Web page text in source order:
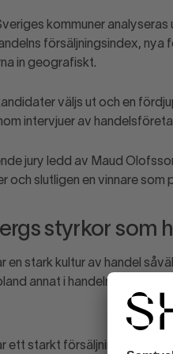
kommuner
försäljningsindex,
in geografiskt.
väljs ut och en
intervjuer av
jury ledd av Maud
och slutligen en vinnare
styrkor som
en stark kultur av handel
annat i handelns
ett starkt försäljningsindex